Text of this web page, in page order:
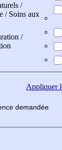
/
/ Soins aux
/
Appliquer
demandée